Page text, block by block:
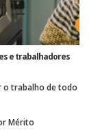
e trabalhadores
o trabalho de todo
Mérito